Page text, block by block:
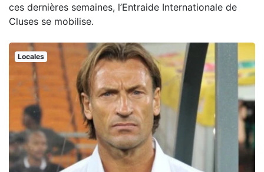
ces dernières semaines, l’Entraide Internationale de
Cluses se mobilise.
Locales